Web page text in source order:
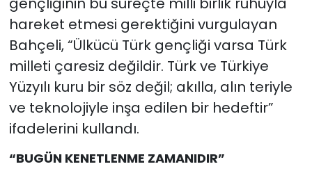
hareket etmesi gerektiğini vurgulayan
Bahçeli, “Ülkücü Türk gençliği varsa Türk
milleti çaresiz değildir. Türk ve Türkiye
Yüzyılı kuru bir söz değil; akılla, alın teriyle
ve teknolojiyle inşa edilen bir hedeftir”
ifadelerini kullandı.
“BUGÜN KENETLENME ZAMANIDIR”